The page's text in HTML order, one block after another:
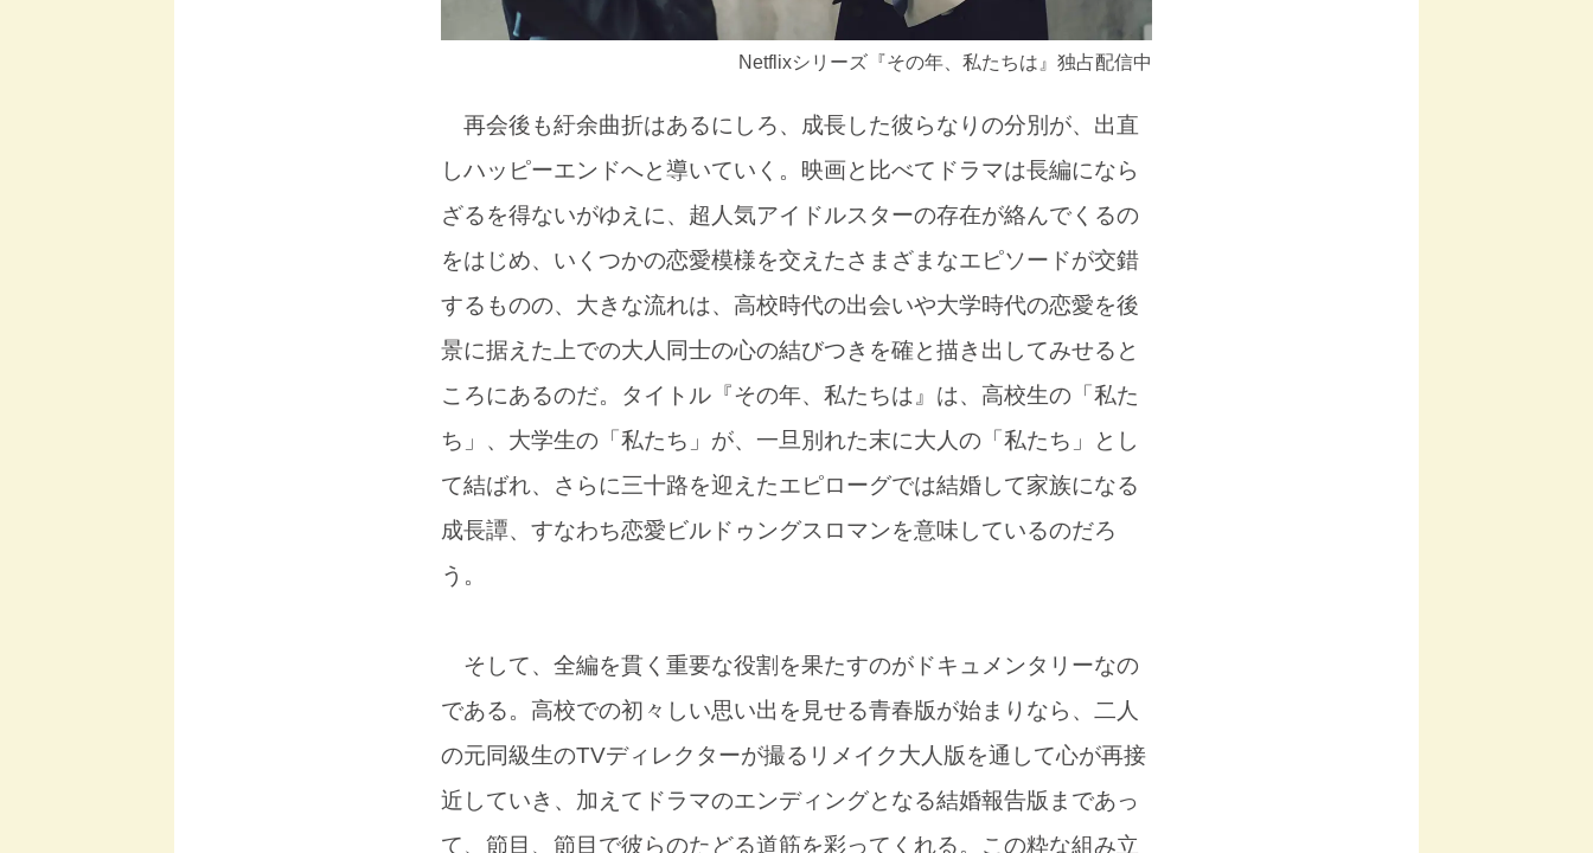
Netflixシリーズ『その年、私たちは』独占配信中
再会後も紆余曲折はあるにしろ、成長した彼らなりの分別が、出直
しハッピーエンドへと導いていく。映画と比べてドラマは長編になら
ざるを得ないがゆえに、超人気アイドルスターの存在が絡んでくるの
をはじめ、いくつかの恋愛模様を交えたさまざまなエピソードが交錯
するものの、大きな流れは、高校時代の出会いや大学時代の恋愛を後
景に据えた上での大人同士の心の結びつきを確と描き出してみせると
ころにあるのだ。タイトル『その年、私たちは』は、高校生の「私た
ち」、大学生の「私たち」が、一旦別れた末に大人の「私たち」とし
て結ばれ、さらに三十路を迎えたエピローグでは結婚して家族になる
成長譚、すなわち恋愛ビルドゥングスロマンを意味しているのだろ
う。
そして、全編を貫く重要な役割を果たすのがドキュメンタリーなの
である。高校での初々しい思い出を見せる青春版が始まりなら、二人
の元同級生のTVディレクターが撮るリメイク大人版を通して心が再接
近していき、加えてドラマのエンディングとなる結婚報告版まであっ
て、節目、節目で彼らのたどる道筋を彩ってくれる。この粋な組み立